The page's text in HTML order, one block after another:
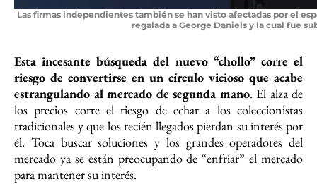
Las firmas independientes también se han visto afectadas por el
regalada a George Daniels y la cual fue
Esta incesante búsqueda del nuevo “chollo” corre el
riesgo de convertirse en un círculo vicioso que acabe
estrangulando al mercado de segunda mano. El alza de
los precios corre el riesgo de echar a los coleccionistas
tradicionales y que los recién llegados pierdan su interés por
él. Toca buscar soluciones y los grandes operadores del
mercado ya se están preocupando de “enfriar” el mercado
para mantener su interés.